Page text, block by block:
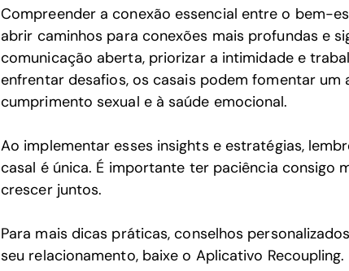
Compreender a conexão essencial entre o bem-
abrir caminhos para conexões mais profundas e
comunicação aberta, priorizar a intimidade e
enfrentar desafios, os casais podem fomentar
cumprimento sexual e à saúde emocional.
Ao implementar esses insights e estratégias,
casal é única. É importante ter paciência consigo
crescer juntos.
Para mais dicas práticas, conselhos
seu relacionamento, baixe o Aplicativo